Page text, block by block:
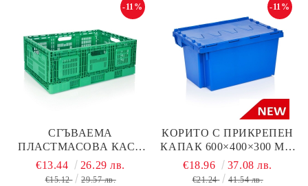
СГЪВАЕМА
ПЛАСТМАСОВА КАСА
600X400X235 ММ
-11%
€13.44 26.29 лв.
€15.12 29.57 лв.
КОРИТО С ПРИКРЕПЕН
КАПАК 600×400×300 ММ
ЗА ФАРМАЦИЯ,
ИНДУСТРИЯ И
-11%
€18.96 37.08 лв.
€21.24 41.54 лв.